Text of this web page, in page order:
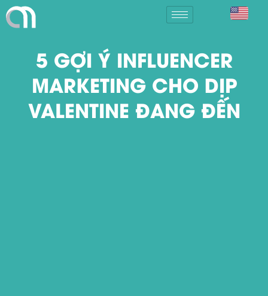
5 GỢI Ý INFLUENCER
MARKETING CHO DỊP
VALENTINE ĐANG ĐẾN